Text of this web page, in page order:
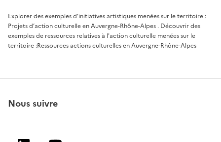
Explorer des exemples d’initiatives artistiques menées sur le territoire :
Projets d’action culturelle en Auvergne-Rhône-Alpes . Découvrir des
exemples de ressources relatives à l'action culturelle menées sur le
territoire :Ressources actions culturelles en Auvergne-Rhône-Alpes
Nous suivre